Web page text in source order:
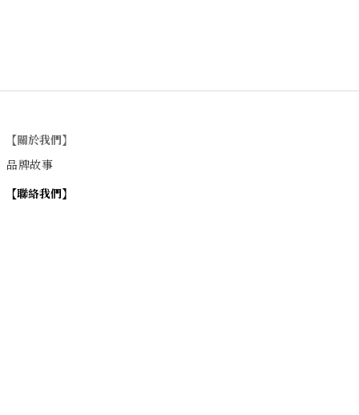
【關於我們】
品牌故事
【聯絡我們】